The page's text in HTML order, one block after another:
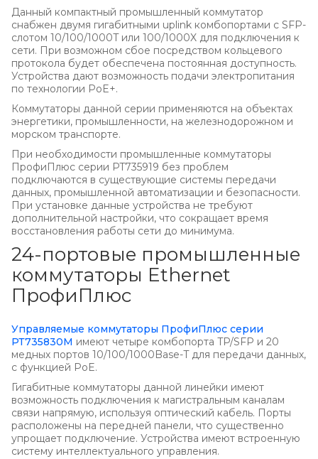
Данный компактный промышленный коммутатор
снабжен двумя гигабитными uplink комбопортами с SFP-
слотом 10/100/1000T или 100/1000X для подключения к
сети. При возможном сбое посредством кольцевого
протокола будет обеспечена постоянная доступность.
Устройства дают возможность подачи электропитания
по технологии PoE+.
Коммутаторы данной серии применяются на объектах
энергетики, промышленности, на железнодорожном и
морском транспорте.
При необходимости промышленные коммутаторы
ПрофиПлюс серии PT735919 без проблем
подключаются в существующие системы передачи
данных, промышленной автоматизации и безопасности.
При установке данные устройства не требуют
дополнительной настройки, что сокращает время
восстановления работы сети до минимума.
24-портовые промышленные
коммутаторы Ethernet
ПрофиПлюс
Управляемые коммутаторы ПрофиПлюс серии
РТ735830M имеют четыре комбопорта TP/SFP и 20
медных портов 10/100/1000Base-T для передачи данных,
с функцией PoE.
Гигабитные коммутаторы данной линейки имеют
возможность подключения к магистральным каналам
связи напрямую, используя оптический кабель. Порты
расположены на передней панели, что существенно
упрощает подключение. Устройства имеют встроенную
систему интеллектуального управления.